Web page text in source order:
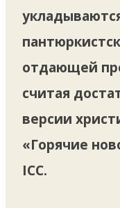
отдающей
считая
версии
«Горячие
ICC.